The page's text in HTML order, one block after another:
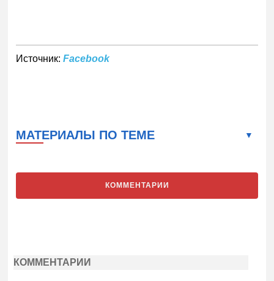
Источник: Facebook
МАТЕРИАЛЫ ПО ТЕМЕ
КОММЕНТАРИИ
КОММЕНТАРИИ